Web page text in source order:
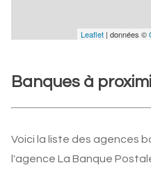
Leaflet | données ©
Banques à
Voici la liste des agences
l'agence La Banque